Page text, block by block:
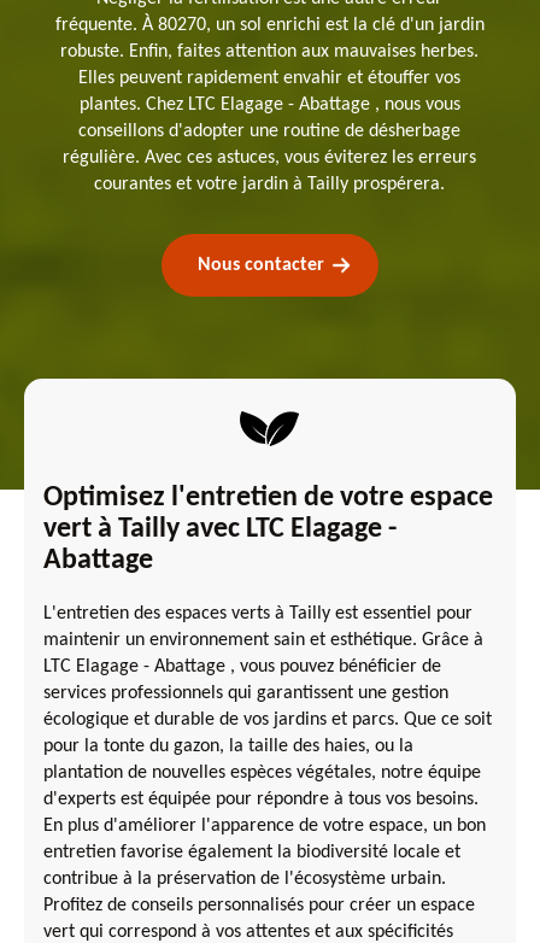
fréquente. À 80270, un sol enrichi est la clé d'un jardin
robuste. Enfin, faites attention aux mauvaises herbes.
Elles peuvent rapidement envahir et étouffer vos
plantes. Chez LTC Elagage - Abattage , nous vous
conseillons d'adopter une routine de désherbage
régulière. Avec ces astuces, vous éviterez les erreurs
courantes et votre jardin à Tailly prospérera.
Nous contacter
Optimisez l'entretien de votre espace
vert à Tailly avec LTC Elagage -
Abattage
L'entretien des espaces verts à Tailly est essentiel pour
maintenir un environnement sain et esthétique. Grâce à
LTC Elagage - Abattage , vous pouvez bénéficier de
services professionnels qui garantissent une gestion
écologique et durable de vos jardins et parcs. Que ce soit
pour la tonte du gazon, la taille des haies, ou la
plantation de nouvelles espèces végétales, notre équipe
d'experts est équipée pour répondre à tous vos besoins.
En plus d'améliorer l'apparence de votre espace, un bon
entretien favorise également la biodiversité locale et
contribue à la préservation de l'écosystème urbain.
Profitez de conseils personnalisés pour créer un espace
vert qui correspond à vos attentes et aux spécificités